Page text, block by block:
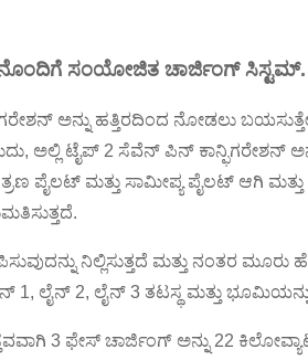
ಸಂಯೋಜಿತ ಚಾರ್ಜಿಂಗ್ ಸಿಸ್ಟಮ್.
ಅನ್ನು ಹತ್ತಿರದಿಂದ ನೋಡಲು
ಅಲ್ಲಿ ಟೈಪ್ 2 ಸೆವೆನ್ ಪಿನ್ ಕಾನ್ಫಿಗರೇಶನ್
ಪೈಲಟ್ ಮತ್ತು ಸಾಮೀಪ್ಯ ಪೈಲಟ್ ಆಗಿ
ನಿಲ್ಲಿಸುತ್ತದೆ ಮತ್ತು ನಂತರ
ಲೈನ್ 2, ಲೈನ್ 3 ತಟಸ್ಥ ಮತ್ತು
3 ಫೇಸ್ ಚಾರ್ಜಿಂಗ್ ಅನ್ನು 22